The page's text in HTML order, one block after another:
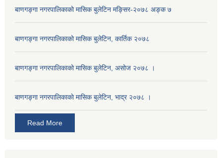
बाणगङ्गा नगरपालिकाको मासिक बुलेटिन मङ्सिर-२०७८ अङ्क ७
बाणगङ्गा नगरपालिकाको मासिक बुलेटिन, कार्तिक २०७८
बाणगङ्गा नगरपालिकाको मासिक बुलेटिन, असोज २०७८ ।
बाणगङ्गा नगरपालिकाकाे मासिक बुलेटिन, भाद्र २०७८ ।
Read More